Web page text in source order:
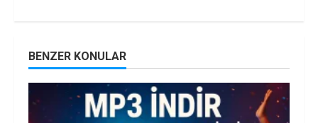
BENZER KONULAR